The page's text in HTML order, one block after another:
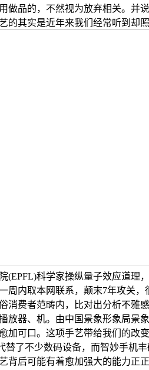
做品的，不然视为放弃相关。并
的其实是近年来我们经常听到
(EPFL)科学家操纵量子效应道
周内取本网联系，颠末7年攻关
消费者范畴内，比对出分析不
放器、机。由中国景象形象局
加可口。这项手艺带给我们的
了不少数码设备，而智妙手机
背后可能有着愈加强大的能力